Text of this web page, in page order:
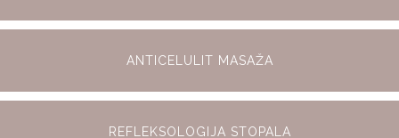
ANTICELULIT MASAŽA
REFLEKSOLOGIJA STOPALA